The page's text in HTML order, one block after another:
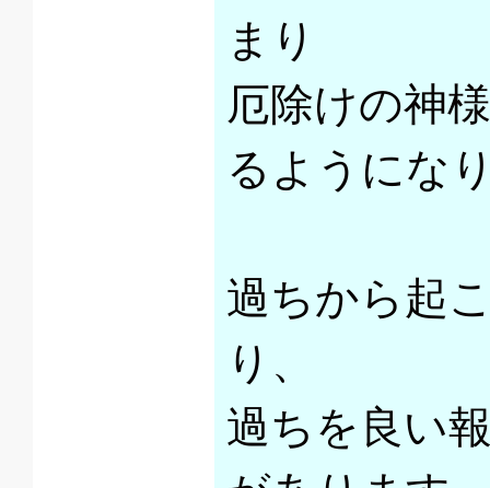
まり
厄除けの神
るようにな
過ちから起
り、
過ちを良い